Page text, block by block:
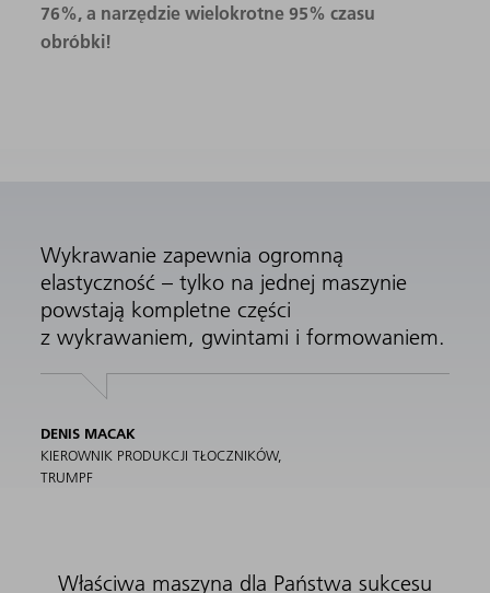
76%, a narzędzie wielokrotne 95% czasu
obróbki!
Wykrawanie zapewnia ogromną
elastyczność – tylko na jednej maszynie
powstają kompletne części
z wykrawaniem, gwintami i formowaniem.
DENIS MACAK
KIEROWNIK PRODUKCJI TŁOCZNIKÓW,
TRUMPF
Właściwa maszyna dla Państwa sukcesu